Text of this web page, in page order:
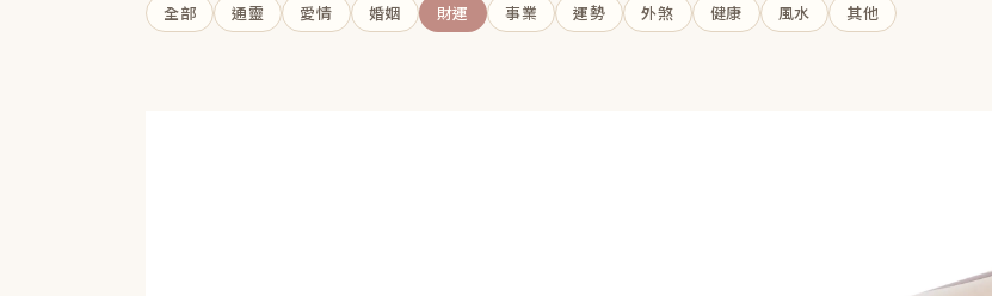
全部 通靈 愛情 婚姻 財運 事業 運勢 外煞 健康 風水 其他